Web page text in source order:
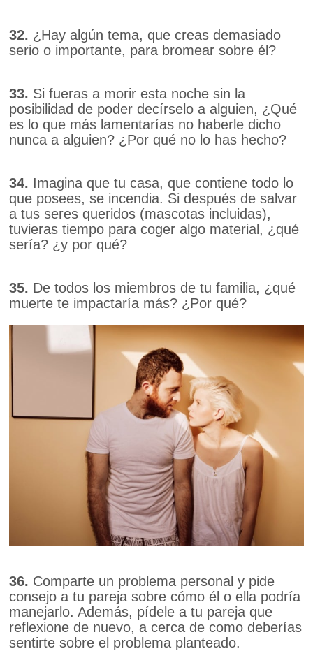
32. ¿Hay algún tema, que creas demasiado
serio o importante, para bromear sobre él?
33. Si fueras a morir esta noche sin la
posibilidad de poder decírselo a alguien, ¿Qué
es lo que más lamentarías no haberle dicho
nunca a alguien? ¿Por qué no lo has hecho?
34. Imagina que tu casa, que contiene todo lo
que posees, se incendia. Si después de salvar
a tus seres queridos (mascotas incluidas),
tuvieras tiempo para coger algo material, ¿qué
sería? ¿y por qué?
35. De todos los miembros de tu familia, ¿qué
muerte te impactaría más? ¿Por qué?
36. Comparte un problema personal y pide
consejo a tu pareja sobre cómo él o ella podría
manejarlo. Además, pídele a tu pareja que
reflexione de nuevo, a cerca de como deberías
sentirte sobre el problema planteado.